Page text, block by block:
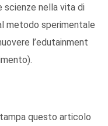
scienze nella vita di
metodo sperimentale
l’edutainment
questo articolo